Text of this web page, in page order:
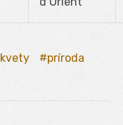
kvety
príroda